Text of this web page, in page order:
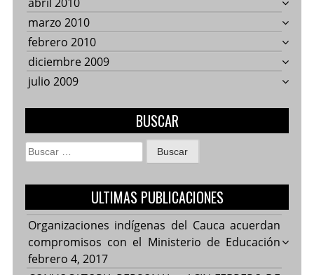
marzo 2010
febrero 2010
diciembre 2009
julio 2009
BUSCAR
Buscar:
ULTIMAS PUBLICACIONES
Organizaciones indígenas del Cauca acuerdan
compromisos con el Ministerio de Educación
febrero 4, 2017